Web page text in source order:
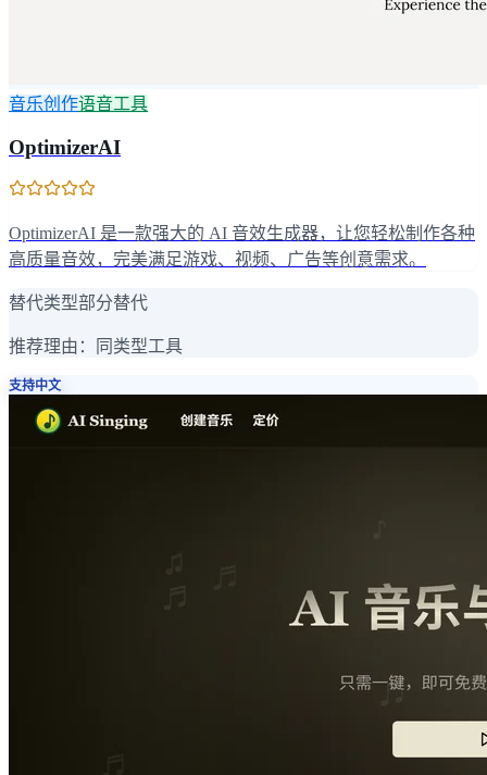
音乐创作语音工具
OptimizerAI
OptimizerAI 是一款强大的 AI 音效生成器，让您轻松制作各种
高质量音效，完美满足游戏、视频、广告等创意需求。
替代类型部分替代
推荐理由： 同类型工具
支持中文